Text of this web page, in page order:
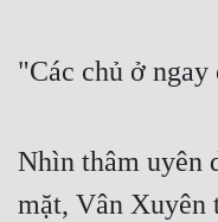
Truyện Dịch
Truyện Nhập Môn
"Các chủ ở ngay
Nhìn thâm uyên
mặt, Vân Xuyên